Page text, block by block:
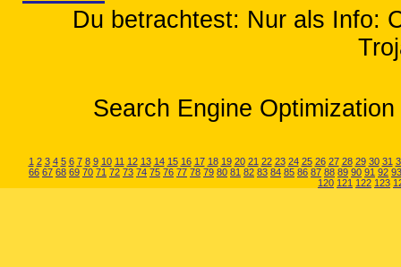
Du betrachtest: Nur als Info:
Search Engine
1 2 3 4 5 6 7 8 9 10 11 12 13 14 15 16 17 18 19 20 21 22 23 24 25 26 27 28 29 30 31
66 67 68 69 70 71 72 73 74 75 76 77 78 79 80 81 82 83 84 85 86 87 88 89 90 91 92 93
120 121 122 123